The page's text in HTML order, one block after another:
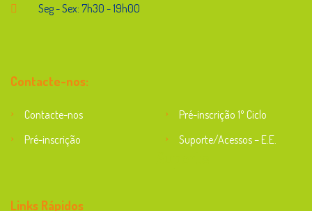
Seg - Sex: 7h30 - 19h00
Contacte-nos:
Contacte-nos
Pré-inscrição 1º Ciclo
Pré-inscrição
Suporte/Acessos – E.E.
Links Rápidos